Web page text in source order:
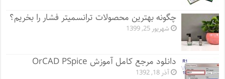
چگونه بهترین محصولات ترانسمیتر فشار را بخریم؟
شهریور 25, 1399
دانلود مرجع کامل آموزش OrCAD PSpice
آذر 18, 1392